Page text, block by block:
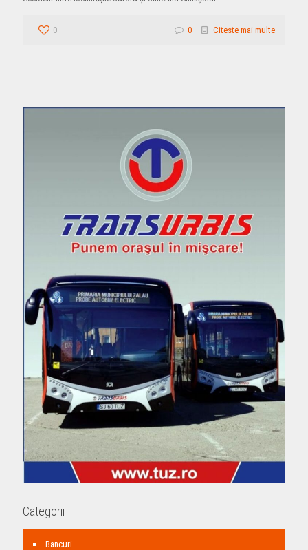
0 0 Citeste mai multe
Categorii
Bancuri